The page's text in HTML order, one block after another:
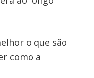
o que são
como a